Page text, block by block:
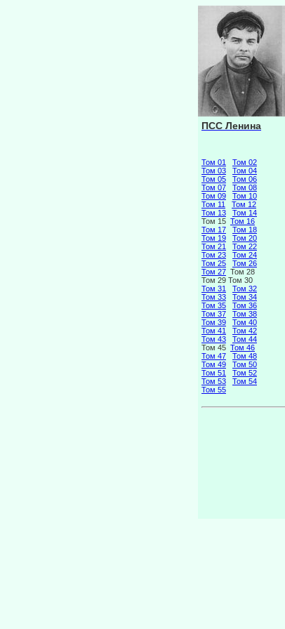
ПСС Ленина
Том 01
Том 02
Том 03
Том 04
Том 05
Том 06
Том 07
Том 08
Том 09
Том 10
Том 11
Том 12
Том 13
Том 14
Том 15 Том 16
Том 17
Том 18
Том 19
Том 20
Том 21
Том 22
Том 23
Том 24
Том 25
Том 26
Том 27 Том 28
Том 29 Том 30
Том 31
Том 32
Том 33
Том 34
Том 35
Том 36
Том 37
Том 38
Том 39
Том 40
Том 41
Том 42
Том 43
Том 44
Том 45 Том 46
Том 47
Том 48
Том 49
Том 50
Том 51
Том 52
Том 53
Том 54
Том 55